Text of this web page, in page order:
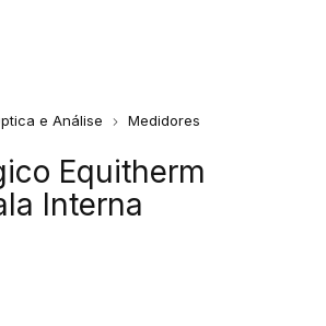
e Análise
Medidores
Equitherm
Interna